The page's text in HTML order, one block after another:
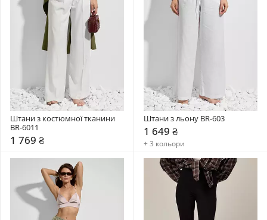
Штани з костюмної тканини
BR-6011
1 769 ₴
Штани з льону BR-603
1 649 ₴
+ 3 кольори